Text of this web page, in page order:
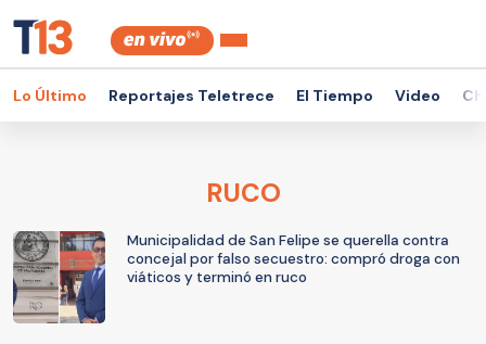
Lo Último Reportajes Teletrece El Tiempo Video
RUCO
Municipalidad de San Felipe se querella contra
concejal por falso secuestro: compró droga con
viáticos y terminó en ruco